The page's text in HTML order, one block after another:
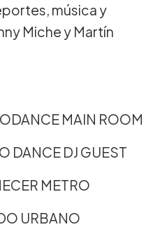
música y
Miche y Martín
MAIN ROOM
DANCE DJ GUEST
METRO
URBANO